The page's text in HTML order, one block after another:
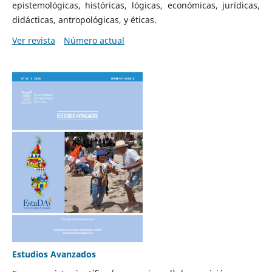
epistemológicas, históricas, lógicas, económicas, jurídicas,
didácticas, antropológicas, y éticas.
Ver revista
Número actual
Estudios Avanzados